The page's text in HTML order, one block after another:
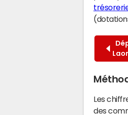
Les
des